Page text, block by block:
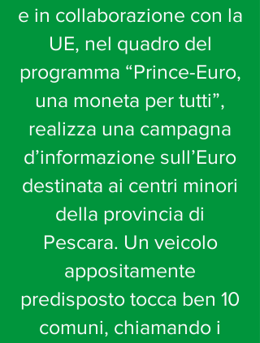
e in collaborazione con la
UE, nel quadro del
programma “Prince-Euro,
una moneta per tutti”,
realizza una campagna
d’informazione sull’Euro
destinata ai centri minori
della provincia di
Pescara. Un veicolo
appositamente
predisposto tocca ben 10
comuni, chiamando i